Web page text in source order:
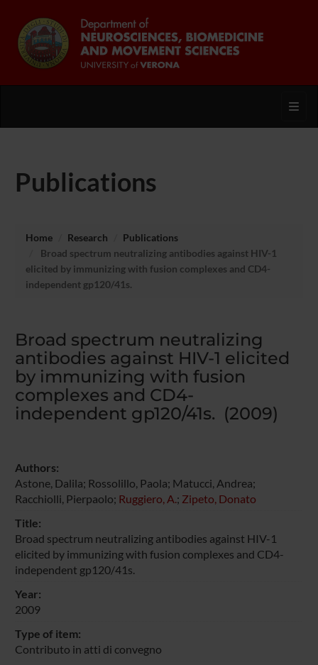
Publications
Home Research
Publications
Broad spectrum neutralizing antibodies against HIV-1
elicited by immunizing with fusion complexes and CD4-
independent gp120/41s.
Broad spectrum neutralizing
antibodies against HIV-1 elicited
by immunizing with fusion
complexes and CD4-
independent gp120/41s. (2009)
Authors:
Astone, Dalila; Rossolillo, Paola; Matucci, Andrea;
Racchiolli, Pierpaolo; Ruggiero, A.; Zipeto, Donato
Title:
Broad spectrum neutralizing antibodies against HIV-1
elicited by immunizing with fusion complexes and CD4-
independent gp120/41s.
Year:
2009
Type of item:
Contributo in atti di convegno